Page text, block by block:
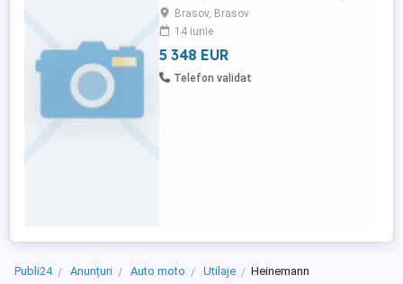
trează cu ataș, semănătoare pentru
porumb cu fertilizator, plug reglabil,
dispozitiv întindere folie și pulverizator,
tocător iarba vegetatie
Brasov, Brasov
14 iunie
5 348 EUR
Telefon validat
Publi24 Anunțuri Auto moto Utilaje Heinemann